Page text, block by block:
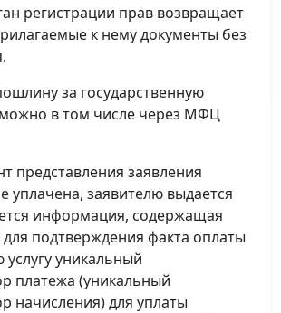
регистрации прав возвращает
к нему документы без
за государственную
в том числе через МФЦ
представления заявления
уплачена, заявителю выдается
информация, содержащая
подтверждения факта оплаты
услугу уникальный
платежа (уникальный
начисления) для уплаты